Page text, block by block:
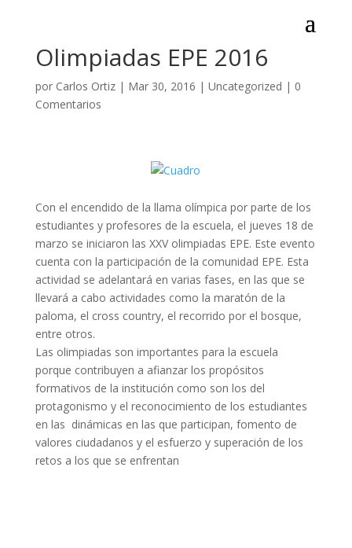
Olimpiadas EPE 2016
por Carlos Ortiz| Mar 30, 2016 | Uncategorized | 0
Comentarios
Con el encendido de la llama olímpica por parte de los
estudiantes y profesores de la escuela, el jueves 18 de
marzo se iniciaron las XXV olimpiadas EPE. Este evento
cuenta con la participación de la comunidad EPE. Esta
actividad se adelantará en varias fases, en las que se
llevará a cabo actividades como la maratón de la
paloma, el cross country, el recorrido por el bosque,
entre otros.
Las olimpiadas son importantes para la escuela
porque contribuyen a afianzar los propósitos
formativos de la institución como son los del
protagonismo y el reconocimiento de los estudiantes
en las dinámicas en las que participan, fomento de
valores ciudadanos y el esfuerzo y superación de los
retos a los que se enfrentan